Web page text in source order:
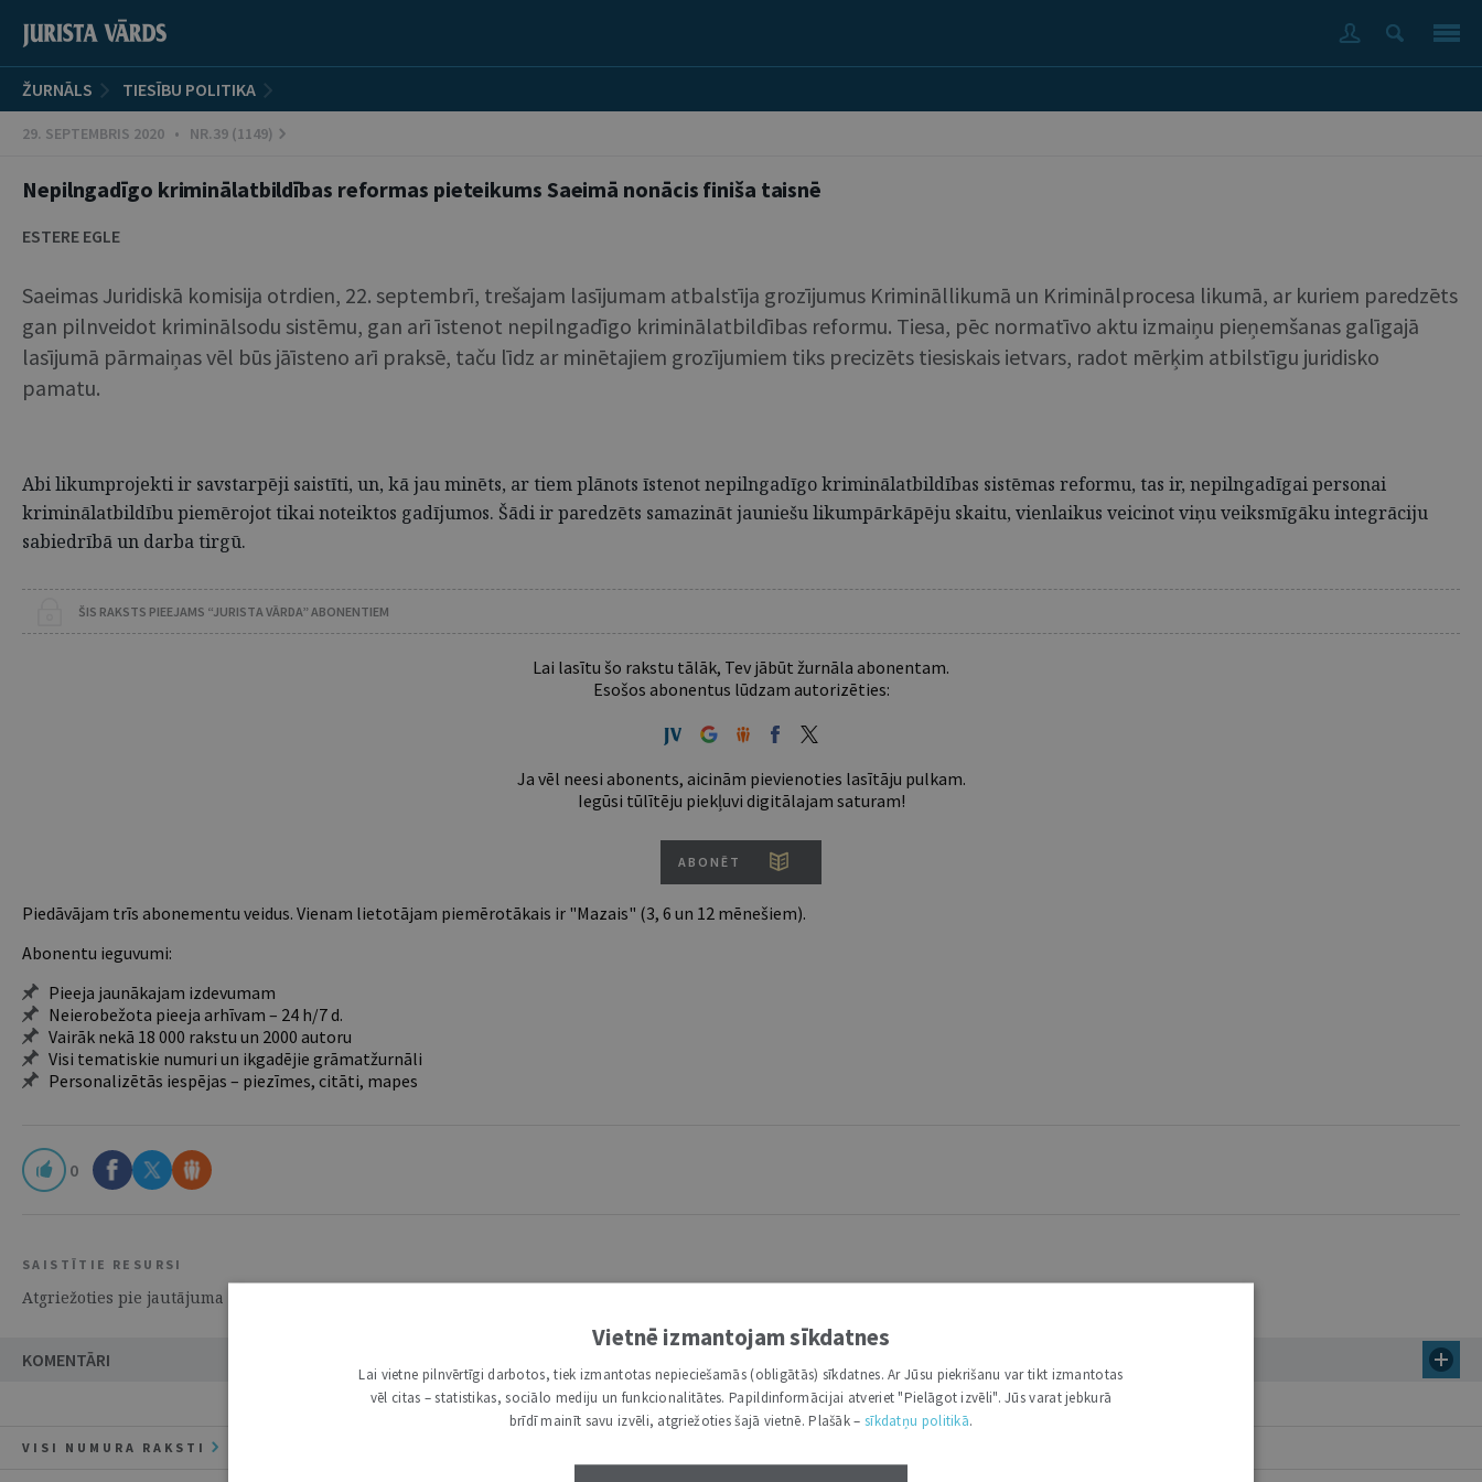
ŽURNĀLS TIESĪBU POLITIKA
29. SEPTEMBRIS 2020 • NR.39 (1149)
Nepilngadīgo kriminālatbildības reformas pieteikums Saeimā nonācis finiša taisnē
ESTERE EGLE
Saeimas Juridiskā komisija otrdien, 22. septembrī, trešajam lasījumam atbalstīja grozījumus Krimināllikumā un Kriminālprocesa likumā, ar kuriem paredzēts
gan pilnveidot kriminālsodu sistēmu, gan arī īstenot nepilngadīgo kriminālatbildības reformu. Tiesa, pēc normatīvo aktu izmaiņu pieņemšanas galīgajā
lasījumā pārmaiņas vēl būs jāīsteno arī praksē, taču līdz ar minētajiem grozījumiem tiks precizēts tiesiskais ietvars, radot mērķim atbilstīgu juridisko
pamatu.
Abi likumprojekti ir savstarpēji saistīti, un, kā jau minēts, ar tiem plānots īstenot nepilngadīgo kriminālatbildības sistēmas reformu, tas ir, nepilngadīgai personai
kriminālatbildību piemērojot tikai noteiktos gadījumos. Šādi ir paredzēts samazināt jauniešu likumpārkāpēju skaitu, vienlaikus veicinot viņu veiksmīgāku integrāciju
sabiedrībā un darba tirgū.
ŠIS RAKSTS PIEEJAMS “JURISTA VĀRDA” ABONENTIEM
Lai lasītu šo rakstu tālāk, Tev jābūt žurnāla abonentam.
Esošos abonentus lūdzam autorizēties:
Ja vēl neesi abonents, aicinām pievienoties lasītāju pulkam.
Iegūsi tūlītēju piekļuvi digitālajam saturam!
ABONĒT
Piedāvājam trīs abonementu veidus. Vienam lietotājam piemērotākais ir "Mazais" (3, 6 un 12 mēnešiem).
Abonentu ieguvumi:
Pieeja jaunākajam izdevumam
Neierobežota pieeja arhīvam – 24 h/7 d.
Vairāk nekā 18 000 rakstu un 2000 autoru
Visi tematiskie numuri un ikgadējie grāmatžurnāli
Personalizētās iespējas – piezīmes, citāti, mapes
0
SAISTĪTIE RESURSI
Atgriežoties pie jautājuma par nepilngadīgo kriminālatbildības reformu | 27. Oktobris 2020 | Atsaucoties uz publicēto
KOMENTĀRI
VISI NUMURA RAKSTI
Vietnē izmantojam sīkdatnes
Lai vietne pilnvērtīgi darbotos, tiek izmantotas nepieciešamās (obligātās) sīkdatnes. Ar Jūsu piekrišanu var tikt izmantotas
vēl citas – statistikas, sociālo mediju un funkcionalitātes. Papildinformācijai atveriet "Pielāgot izvēli". Jūs varat jebkurā
brīdī mainīt savu izvēli, atgriežoties šajā vietnē. Plašāk – sīkdatņu politikā.